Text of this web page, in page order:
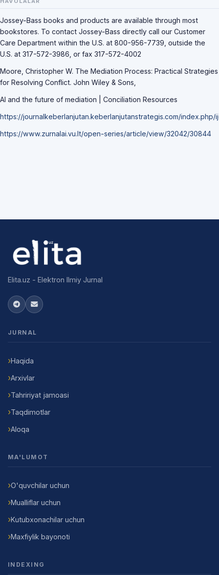
Jossey-Bass books and products are available through most
bookstores. To contact Jossey-Bass directly call our Customer
Care Department within the U.S. at 800-956-7739, outside the
U.S. at 317-572-3986, or fax 317-572-4002
Moore, Christopher W. The Mediation Process: Practical Strategies
for Resolving Conflict. John Wiley & Sons,
AI and the future of mediation | Conciliation Resources
https://journalkeberlanjutan.keberlanjutanstrategis.com/
https://www.zurnalai.vu.lt/open-series/article/view/32042/30844
Elita.uz - Elektron Ilmiy Jurnal
JURNAL
Haqida
Arxivlar
Tahririyat jamoasi
Taqdimotlar
Aloqa
MA'LUMOT
O'quvchilar uchun
Mualliflar uchun
Kutubxonachilar uchun
Maxfiylik bayonoti
INDEXING